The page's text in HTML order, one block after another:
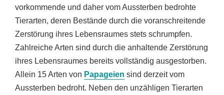
vorkommende und daher vom Aussterben bedrohte
Tierarten, deren Bestände durch die voranschreitende
Zerstörung ihres Lebensraumes stets schrumpfen.
Zahlreiche Arten sind durch die anhaltende Zerstörung
ihres Lebensraumes bereits vollständig ausgestorben.
Allein 15 Arten von Papageien sind derzeit vom
Aussterben bedroht. Neben den unzähligen Tierarten